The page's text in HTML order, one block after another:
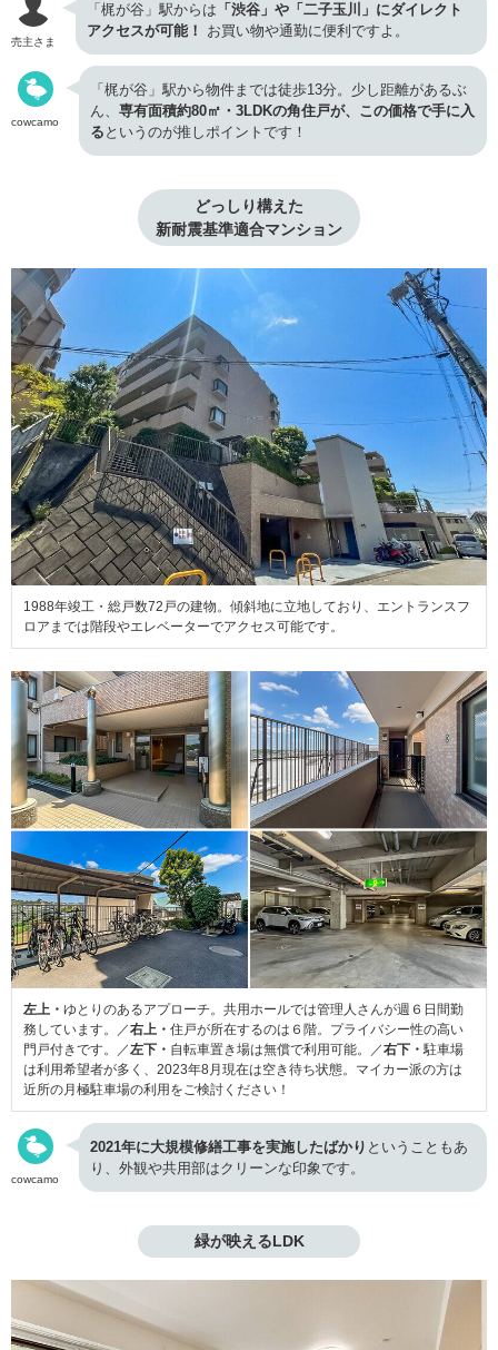
売主さま
「梶が谷」駅からは 「渋谷」や「二子玉川」にダイレクト
アクセスが可能！
お買い物や通勤に便利ですよ。
cowcamo
「梶が谷」駅から物件までは徒歩13分。少し距離があるぶ
ん、 専有面積約80㎡・3LDKの角住戸が、この価格で手に入
る というのが推しポイントです！
どっしり構えた
新耐震基準適合マンション
1988年竣工・総戸数72戸の建物。傾斜地に立地しており、エントランスフ
ロアまでは階段やエレベーターでアクセス可能です。
左上・ ゆとりのあるアプローチ。共用ホールでは管理人さんが週６日間勤
務しています。／右上・ 住戸が所在するのは６階。プライバシー性の高い
門戸付きです。／左下・ 自転車置き場は無償で利用可能。／右下・ 駐車場
は利用希望者が多く、2023年8月現在は空き待ち状態。マイカー派の方は
近所の月極駐車場の利用をご検討ください！
cowcamo
2021年に大規模修繕工事を実施したばかり ということもあ
り、外観や共用部はクリーンな印象です。
緑が映えるLDK